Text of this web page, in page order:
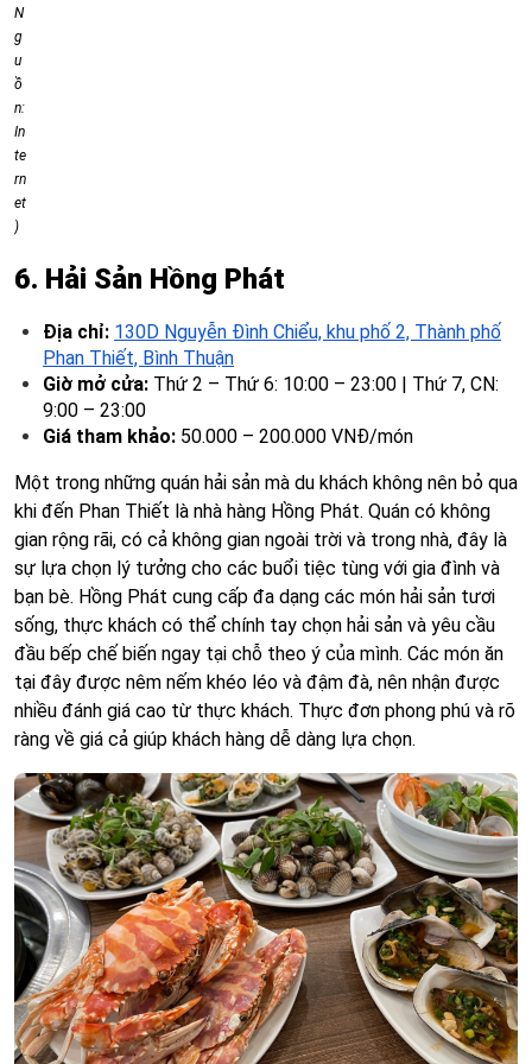
N
g
u
ồ
n:
In
te
rn
et
)
6. Hải Sản Hồng Phát
Địa chỉ: 130D Nguyễn Đình Chiểu, khu phố 2, Thành phố
Phan Thiết, Bình Thuận
Giờ mở cửa: Thứ 2 – Thứ 6: 10:00 – 23:00 | Thứ 7, CN:
9:00 – 23:00
Giá tham khảo: 50.000 – 200.000 VNĐ/món
Một trong những quán hải sản mà du khách không nên bỏ qua
khi đến Phan Thiết là nhà hàng Hồng Phát. Quán có không
gian rộng rãi, có cả không gian ngoài trời và trong nhà, đây là
sự lựa chọn lý tưởng cho các buổi tiệc tùng với gia đình và
bạn bè. Hồng Phát cung cấp đa dạng các món hải sản tươi
sống, thực khách có thể chính tay chọn hải sản và yêu cầu
đầu bếp chế biến ngay tại chỗ theo ý của mình. Các món ăn
tại đây được nêm nếm khéo léo và đậm đà, nên nhận được
nhiều đánh giá cao từ thực khách. Thực đơn phong phú và rõ
ràng về giá cả giúp khách hàng dễ dàng lựa chọn.